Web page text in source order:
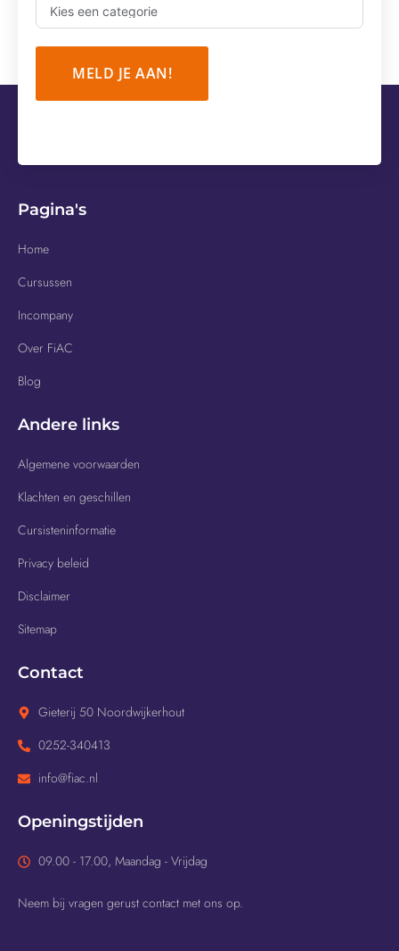
MELD JE AAN!
Pagina's
Home
Cursussen
Incompany
Over FiAC
Blog
Andere links
Algemene voorwaarden
Klachten en geschillen
Cursisteninformatie
Privacy beleid
Disclaimer
Sitemap
Contact
Gieterij 50 Noordwijkerhout
0252-340413
info@fiac.nl
Openingstijden
09.00 - 17.00, Maandag - Vrijdag
Neem bij vragen gerust contact met ons op.